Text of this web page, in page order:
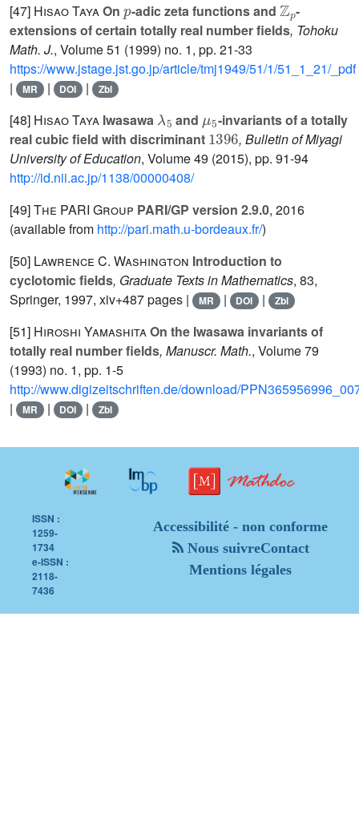
[47] Hisao TayaOn -adic zeta functions and
-
extensions of certain totally real number fields, Tohoku
Math. J., Volume 51 (1999) no. 1, pp. 21-33
https://www.jstage.jst.go.jp/article/tmj1949/51/1/51_1_21/_pdf
|
MR | DOI | Zbl
[48] Hisao Taya Iwasawa
λ
and
-invariants of a totally
real cubic field with discriminant
1396
, Bulletin of Miyagi
University of Education, Volume 49 (2015), pp. 91-94
http://id.nii.ac.jp/1138/00000408/
[49]The PARI Group PARI/GP version 2.9.0, 2016
(available from http://pari.math.u-bordeaux.fr/)
[50] Lawrence C. Washington Introduction to
cyclotomic fields, Graduate Texts in Mathematics, 83,
Springer, 1997, xiv+487 pages |
MR | DOI | Zbl
[51] Hiroshi YamashitaOn the Iwasawa invariants of
totally real number fields, Manuscr. Math., Volume 79
(1993) no. 1, pp. 1-5
http://www.digizeitschriften.de/download/
|
MR | DOI | Zbl
ISSN :
1259-
1734
e-ISSN :
2118-
7436
Accessibilité - non conforme
Nous suivreContact
Mentions légales